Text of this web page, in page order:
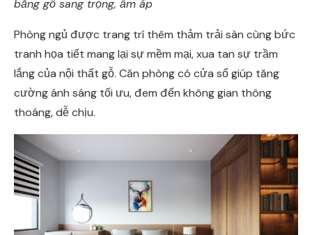
bằng gỗ sang trọng, ấm áp
Phòng ngủ được trang trí thêm thảm trải sàn cùng bức
tranh họa tiết mang lại sự mềm mại, xua tan sự trầm
lắng của nội thất gỗ. Căn phòng có cửa sổ giúp tăng
cường ánh sáng tối ưu, đem đến không gian thông
thoáng, dễ chịu.